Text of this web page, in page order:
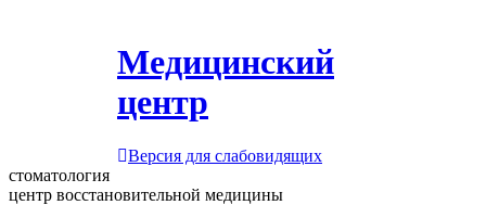
Медицинский
центр
Версия для слабовидящих
стоматология
центр восстановительной медицины